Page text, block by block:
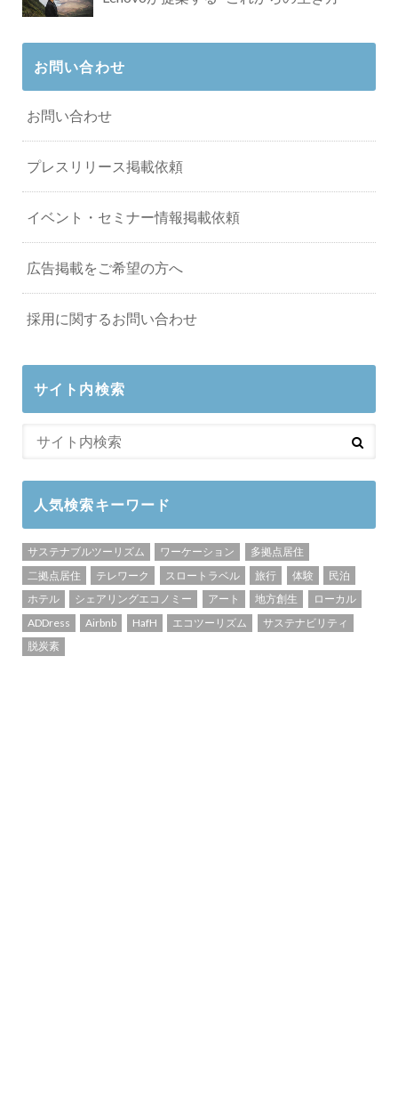
お問い合わせ
お問い合わせ
プレスリリース掲載依頼
イベント・セミナー情報掲載依頼
広告掲載をご希望の方へ
採用に関するお問い合わせ
サイト内検索
人気検索キーワード
サステナブルツーリズム ワーケーション
多拠点居住
二拠点居住
テレワーク スロートラベル 旅行 体験
民泊
ホテル
シェアリングエコノミー アート 地方創生
ローカル
ADDress
Airbnb HafH エコツーリズム
サステナビリティ
脱炭素